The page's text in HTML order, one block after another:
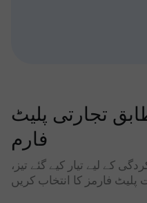
تجارتی پلیٹ
فارم
کے لیے تیار کیے گئے تیز،
فارمز کا انتخاب کریں